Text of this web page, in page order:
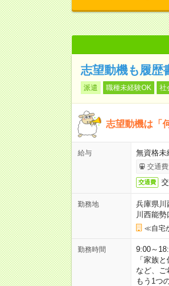
志望動機も履歴
派遣 職種未経験OK 社
志望動機は「
給与 無資格
交通
交通費
勤務地
兵庫県川
川西能勢
≪自宅
勤務時間
9:00～
「家族
など、
もう1つ